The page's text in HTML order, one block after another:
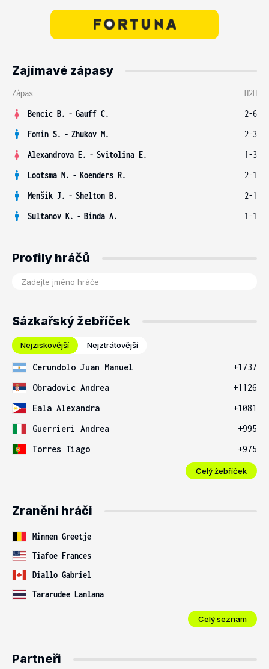
Zajímavé zápasy
Zápas
H2H
Bencic B. - Gauff C.
2-6
Fomin S. - Zhukov M.
2-3
Alexandrova E. - Svitolina E.
1-3
Lootsma N. - Koenders R.
2-1
Menšík J. - Shelton B.
2-1
Sultanov K. - Binda A. 1-1
Profily hráčů
Sázkařský žebříček
Nejziskovější Nejztrátovější
Cerundolo Juan Manuel
+1737
Obradovic Andrea
+1126
Eala Alexandra
+1081
Guerrieri Andrea
+995
Torres Tiago
+975
Celý žebříček
Zranění hráči
Minnen Greetje
Tiafoe Frances
Diallo Gabriel
Tararudee Lanlana
Celý seznam
Partneři